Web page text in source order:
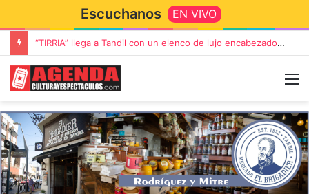
Escuchanos EN VIVO
“TIRRIA” llega a Tandil con un elenco de lujo encabezado por Capusotto, Spregelburd y Stefani